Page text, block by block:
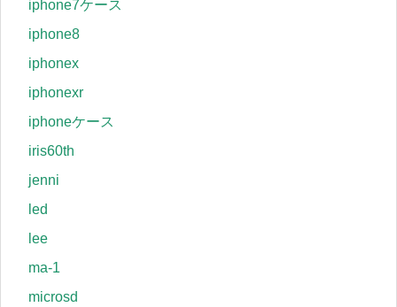
iphone7ケース
iphone8
iphonex
iphonexr
iphoneケース
iris60th
jenni
led
lee
ma-1
microsd